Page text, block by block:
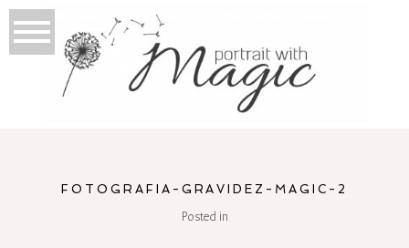
FOTOGRAFIA-GRAVIDEZ-MAGIC-2
Posted in